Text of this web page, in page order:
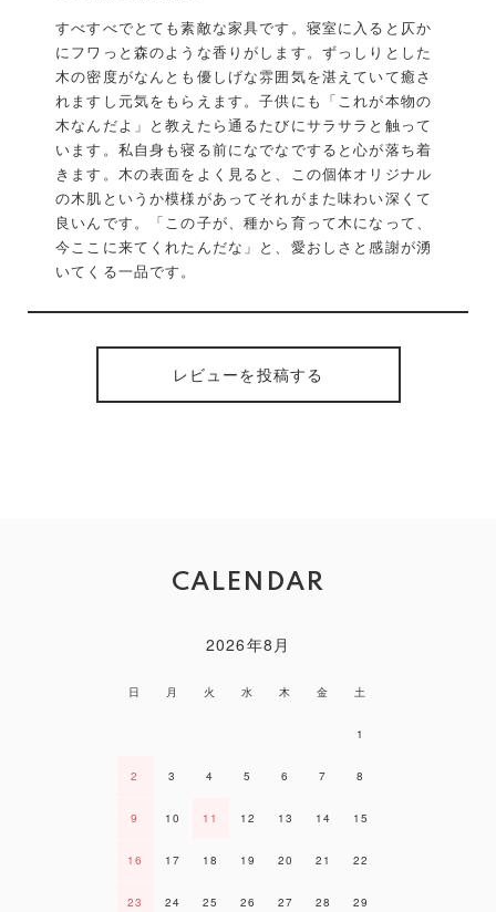
すべすべでとても素敵な家具です。寝室に入ると仄か
にフワっと森のような香りがします。ずっしりとした
木の密度がなんとも優しげな雰囲気を湛えていて癒さ
れますし元気をもらえます。子供にも「これが本物の
木なんだよ」と教えたら通るたびにサラサラと触って
います。私自身も寝る前になでなですると心が落ち着
きます。木の表面をよく見ると、この個体オリジナル
の木肌というか模様があってそれがまた味わい深くて
良いんです。「この子が、種から育って木になって、
今ここに来てくれたんだな」と、愛おしさと感謝が湧
いてくる一品です。
レビューを投稿する
CALENDAR
2026年8月
日 月 火 水 木 金 土
1
2 3 4 5 6 7 8
9 10 11 12 13 14 15
16 17 18 19 20 21 22
23 24 25 26 27 28 29